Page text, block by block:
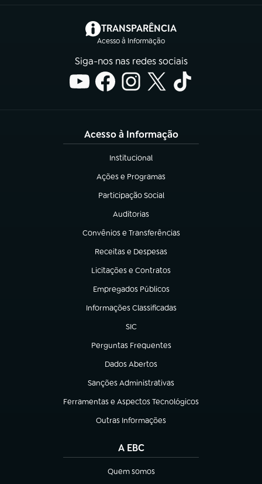
TRANSPARÊNCIA
Acesso à Informação
(abre em nova aba)
Siga-nos nas redes sociais
Acesso à Informação
Institucional
(abre em nova aba)
Ações e Programas
(abre em nova aba)
Participação Social
(abre em nova aba)
Auditorias
(abre em nova aba)
Convênios e Transferências
(abre em nova aba)
Receitas e Despesas
(abre em nova aba)
Licitações e Contratos
(abre em nova aba)
Empregados Públicos
(abre em nova aba)
Informações Classificadas
(abre em nova aba)
SIC
(abre em nova aba)
Perguntas Frequentes
(abre em nova aba)
Dados Abertos
(abre em nova aba)
Sanções Administrativas
(abre em nova aba)
Ferramentas e Aspectos Tecnológicos
(abre em nova aba)
Outras Informações
(abre em nova aba)
A EBC
Quem somos
(abre em nova aba)